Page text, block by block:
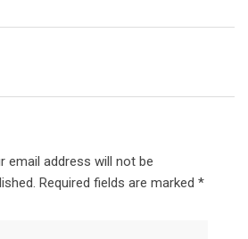
email address will not be
Required fields are marked *